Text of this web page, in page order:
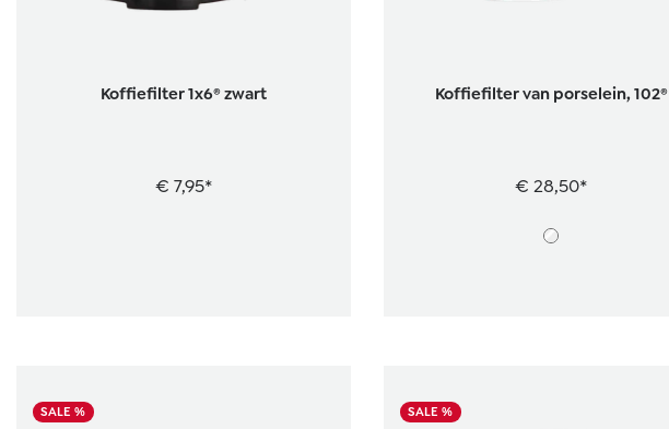
Koffiefilter 1x6® zwart
€ 7,95*
Koffiefilter van porselein, 102®
€ 28,50*
SALE % SALE %